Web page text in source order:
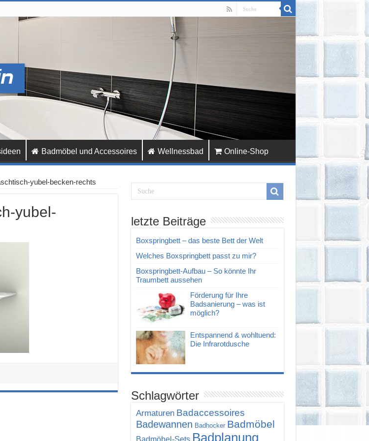
Badmöbel und Accessoires Wellnessbad Online-Shop
yubel-becken-rechts
yubel-
letzte Beiträge
Boxspringbett – das beste Bett der Welt
Welches Boxspringbett passt zu mir?
Boxspringbett-Aufbau – So könnte Ihr
Traumbett aussehen
Förderung für Ihre
Badsanierung – was ist
möglich?
Entspannend & wohltuend:
Die Infrarotdusche
Schlagwörter
Armaturen Badaccessoires
Badewannen Badhocker Badmöbel
Badmöbel-Sets Badplanung